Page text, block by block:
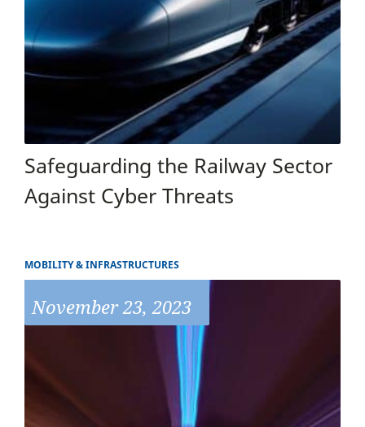
Safeguarding the Railway Sector
Against Cyber Threats
MOBILITY & INFRASTRUCTURES
November 23, 2023